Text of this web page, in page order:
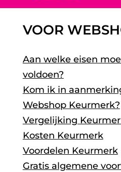
VOOR
Aan welke eisen
voldoen?
Kom ik in
Webshop Keurmerk?
Vergelijking
Kosten Keurmerk
Voordelen Keurmerk
Gratis algemene